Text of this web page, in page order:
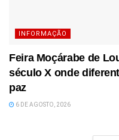
INFORMAÇÃO
Feira Moçárabe de
século X onde
paz
6 DE AGOSTO, 2026